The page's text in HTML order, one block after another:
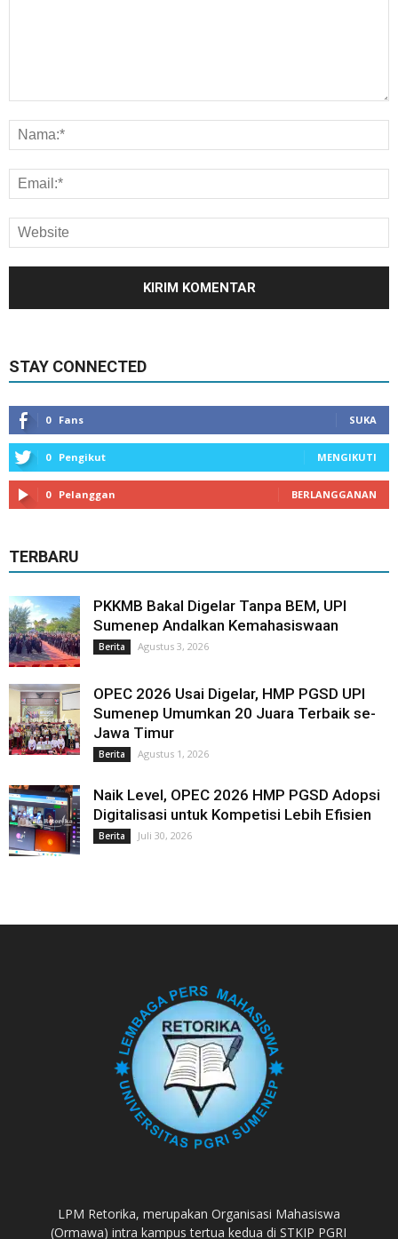
STAY CONNECTED
0 Fans SUKA
0 Pengikut MENGIKUTI
0 Pelanggan BERLANGGANAN
TERBARU
PKKMB Bakal Digelar Tanpa BEM, UPI
Sumenep Andalkan Kemahasiswaan
Berita Agustus 3, 2026
OPEC 2026 Usai Digelar, HMP PGSD UPI
Sumenep Umumkan 20 Juara Terbaik se-
Jawa Timur
Berita Agustus 1, 2026
Naik Level, OPEC 2026 HMP PGSD Adopsi
Digitalisasi untuk Kompetisi Lebih Efisien
Berita Juli 30, 2026
LPM Retorika, merupakan Organisasi Mahasiswa
(Ormawa) intra kampus tertua kedua di STKIP PGRI